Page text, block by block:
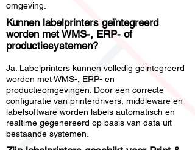
omgeving.
Kunnen labelprinters geïntegreerd
worden met WMS-, ERP- of
productiesystemen?
Ja. Labelprinters kunnen volledig geïntegreerd
worden met WMS-, ERP- en
productieomgevingen. Door een correcte
configuratie van printerdrivers, middleware en
labelsoftware worden labels automatisch en
realtime gegenereerd op basis van data uit
bestaande systemen.